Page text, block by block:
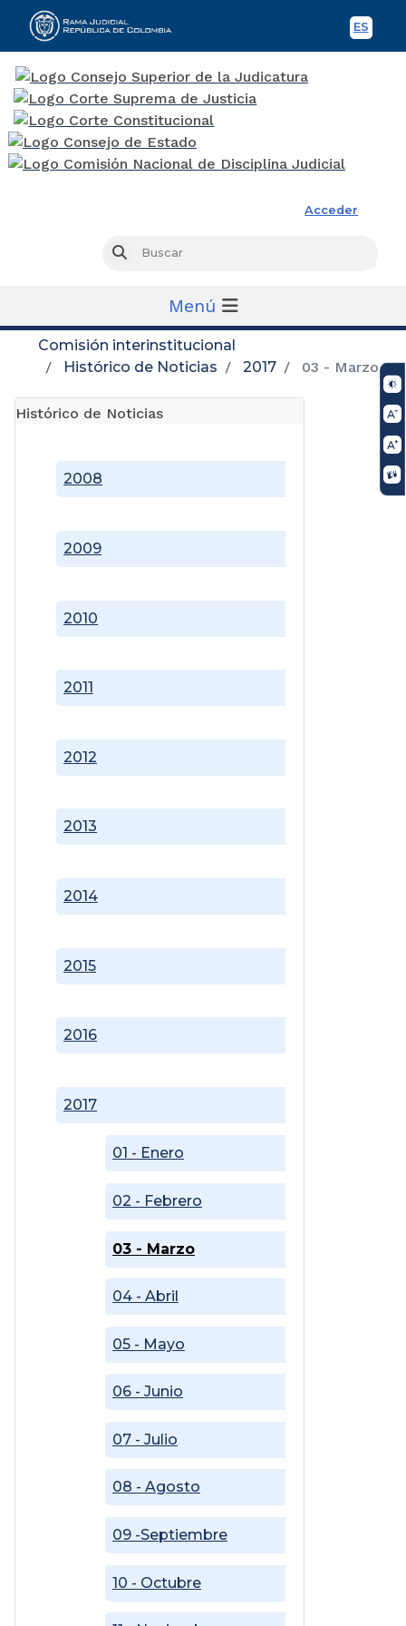
ES
Acceder
Buscar
Menú
Comisión interinstitucional
Histórico de Noticias
2017 03 - Marzo
Histórico de Noticias
2008
2009
2010
2011
2012
2013
2014
2015
2016
2017
01 - Enero
02 - Febrero
03 - Marzo
04 - Abril
05 - Mayo
06 - Junio
07 - Julio
08 - Agosto
09 -Septiembre
10 - Octubre